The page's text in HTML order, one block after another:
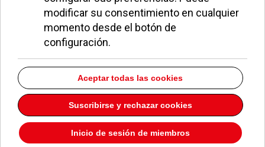
Dirección: Ctra. Húmera 87
Pozuelo de Alarcón
Madrid
28224
Teléfono:
913512020
Descargar la información como:vCard